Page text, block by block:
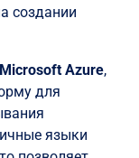
создании
Microsoft Azure,
для
языки